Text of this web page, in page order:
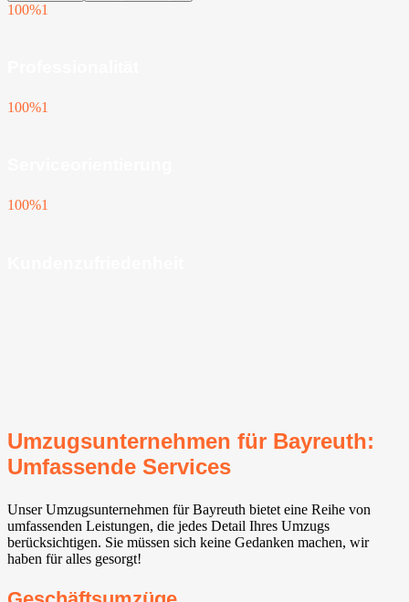
100%1
100%1
100%1
Umzugsunternehmen für Bayreuth:
Umfassende Services
Unser Umzugsunternehmen für Bayreuth bietet eine Reihe von
umfassenden Leistungen, die jedes Detail Ihres Umzugs
berücksichtigen. Sie müssen sich keine Gedanken machen, wir
haben für alles gesorgt!